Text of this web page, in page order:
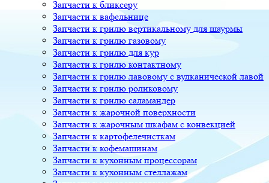
Запчасти к бликсеру
Запчасти к вафельнице
Запчасти к грилю вертикальному для шаурмы
Запчасти к грилю газовому
Запчасти к грилю для кур
Запчасти к грилю контактному
Запчасти к грилю лавовому с вулканической лавой
Запчасти к грилю роликовому
Запчасти к грилю саламандер
Запчасти к жарочной поверхности
Запчасти к жарочным шкафам с конвекцией
Запчасти к картофелечисткам
Запчасти к кофемашинам
Запчасти к кухонным процессорам
Запчасти к кухонным стеллажам